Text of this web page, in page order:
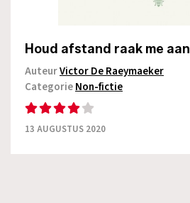
Houd afstand raak me aan
AuteurVictor De Raeymaeker
CategorieNon-fictie
13 AUGUSTUS 2020